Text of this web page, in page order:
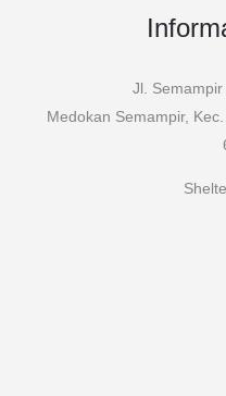
Jl. Semampir
Medokan Semampir,